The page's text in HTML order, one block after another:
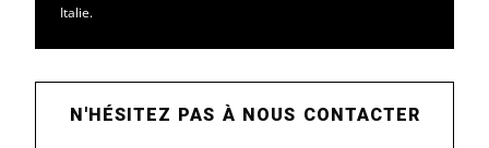
Italie.
N'HÉSITEZ PAS À NOUS CONTACTER